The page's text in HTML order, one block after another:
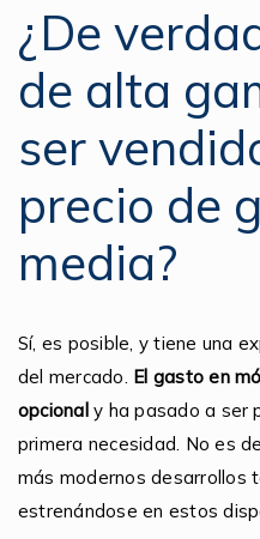
¿De
de alta
ser
precio de
media?
Sí, es posible, y tiene una
del mercado. El gasto en
opcionaly ha pasado a ser
primera necesidad. No es
más modernos desarrollos
estrenándose en estos